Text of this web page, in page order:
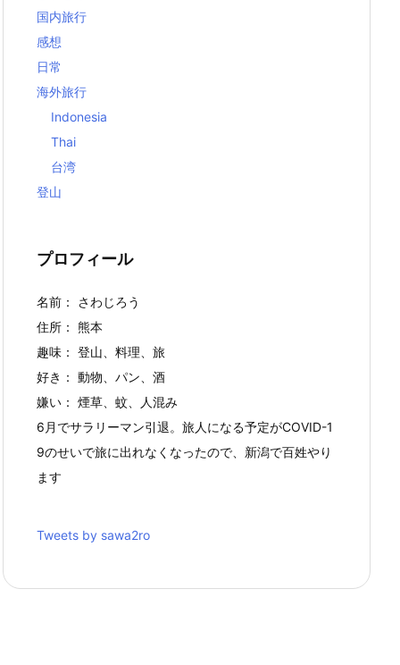
国内旅行
感想
日常
海外旅行
Indonesia
Thai
台湾
登山
プロフィール
名前： さわじろう
住所： 熊本
趣味： 登山、料理、旅
好き： 動物、パン、酒
嫌い： 煙草、蚊、人混み
6月でサラリーマン引退。旅人になる予定がCOVID-1
9のせいで旅に出れなくなったので、新潟で百姓やり
ます
Tweets by sawa2ro